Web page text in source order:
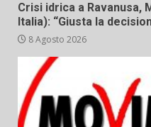
Crisi idrica a Ravanusa,
Italia): “Giusta la
8 Agosto 2026